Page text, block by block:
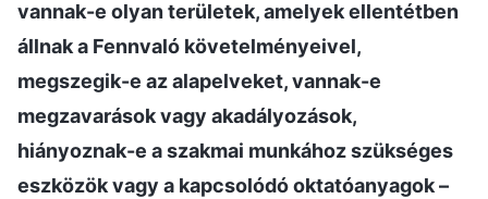
vannak-e olyan területek, amelyek ellentétben
állnak a Fennvaló követelményeivel,
megszegik-e az alapelveket, vannak-e
megzavarások vagy akadályozások,
hiányoznak-e a szakmai munkához szükséges
eszközök vagy a kapcsolódó oktatóanyagok –